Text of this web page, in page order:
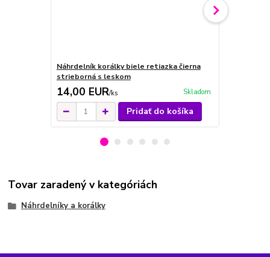
Náhrdelník korálky biele retiazka čierna
strieborná s leskom
14,00 EUR/ks Skladom
Pridať do košíka
Tovar zaradený v kategóriách
Náhrdelníky a korálky